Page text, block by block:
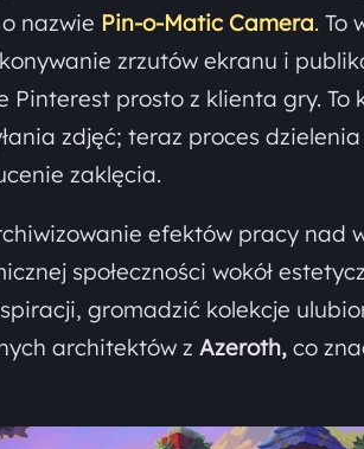
nazwie Pin-o-Matic Camera. To
zrzutów ekranu i
prosto z klienta gry. To
zdjęć; teraz proces
zaklęcia.
efektów pracy nad
społeczności wokół
gromadzić kolekcje
architektów z Azeroth, co